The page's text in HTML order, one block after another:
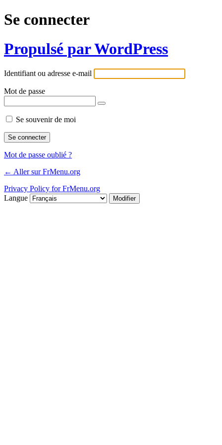
Se connecter
Propulsé par WordPress
Identifiant ou adresse e-mail
Mot de passe
Se souvenir de moi
Mot de passe oublié ?
← Aller sur FrMenu.org
Privacy Policy for FrMenu.org
Langue